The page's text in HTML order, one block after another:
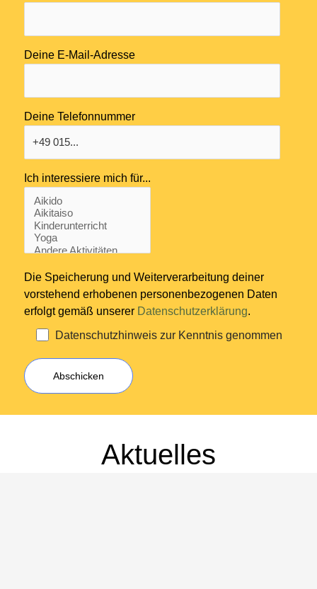
Deine E-Mail-Adresse
Deine Telefonnummer
Ich interessiere mich für...
Die Speicherung und Weiterverarbeitung deiner
vorstehend erhobenen personenbezogenen Daten
erfolgt gemäß unserer Datenschutzerklärung.
Datenschutzhinweis zur Kenntnis genommen
Aktuelles